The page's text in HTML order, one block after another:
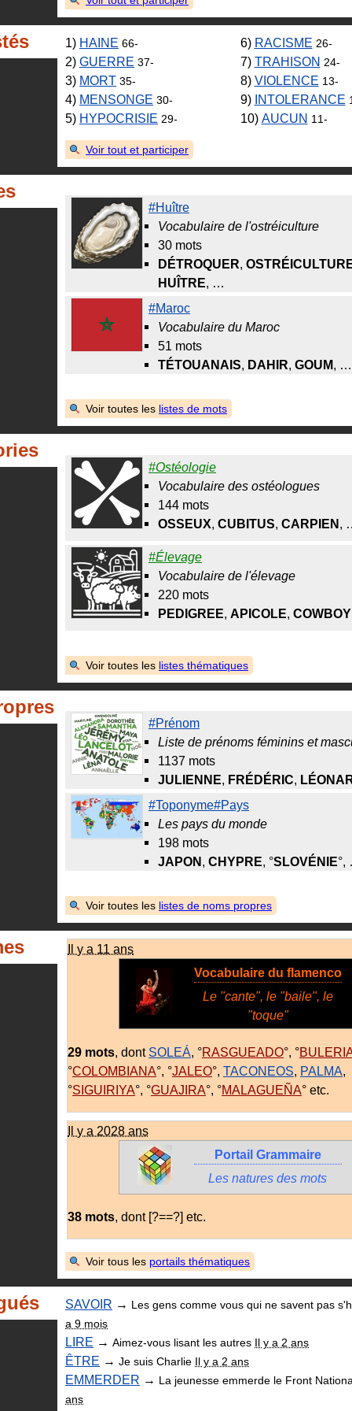
1) HAINE 66-
2) GUERRE 37-
3) MORT 35-
4) MENSONGE 30-
5) HYPOCRISIE 29-
6) RACISME 26-
7) TRAHISON 24-
8) VIOLENCE 13-
9) INTOLERANCE
10) AUCUN 11-
Voir tout et participer
#Huître
Vocabulaire de l'ostréiculture
30 mots
DÉTROQUER,
HUÎTRE, …
#Maroc
Vocabulaire du Maroc
51 mots
TÉTOUANAIS, DAHIR, GOUM, …
Voir toutes les listes de mots
#Ostéologie
Vocabulaire des ostéologues
144 mots
OSSEUX, CUBITUS, CARPIEN,
#Élevage
Vocabulaire de l'élevage
220 mots
PEDIGREE, APICOLE, COWBOY
Voir toutes les listes thématiques
#Prénom
Liste de prénoms féminins et
1137 mots
JULIENNE, FRÉDÉRIC,
#Toponyme#Pays
Les pays du monde
198 mots
JAPON, CHYPRE, SLOVÉNIE ,
Voir toutes les listes de noms propres
Il y a 11 ans
Vocabulaire du flamenco
Le "cante", le "baile", le
"toque"
29 mots, dont SOLEÁ, RASGUEADO ,
COLOMBIANA , JALEO , TACONEOS, PALMA,
SIGUIRIYA , GUAJIRA , MALAGUEÑA etc.
Il y a 2028 ans
Portail Grammaire
Les natures des mots
38 mots, dont [?==?] etc.
Voir tous les portails thématiques
SAVOIR → Les gens comme vous qui ne savent pas
a 9 mois
LIRE → Aimez-vous lisant les autres Il y a 2 ans
ÊTRE → Je suis Charlie Il y a 2 ans
EMMERDER → La jeunesse emmerde le Front
ans